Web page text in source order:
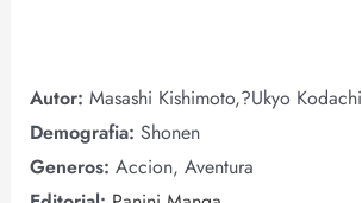
Autor: Masashi Kishimoto,?Ukyo Kodachi
Demografia: Shonen
Generos: Accion, Aventura